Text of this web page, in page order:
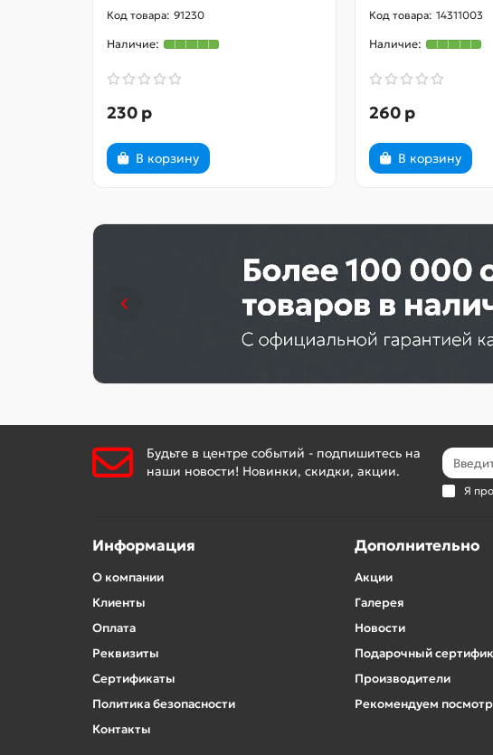
91230
230 р
В корзину
14311003
260 р
В корзину
Будьте в центре событий - подпишитесь на
наши новости! Новинки, скидки, акции.
Я
Информация
О компании
Клиенты
Оплата
Реквизиты
Сертификаты
Политика безопасности
Контакты
Дополнительно
Акции
Галерея
Новости
Подарочный
Производители
Рекомендуем